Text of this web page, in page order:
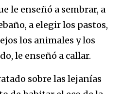
le enseñó a sembrar, a
a elegir los pastos,
los animales y los
le enseñó a callar.
sobre las lejanías